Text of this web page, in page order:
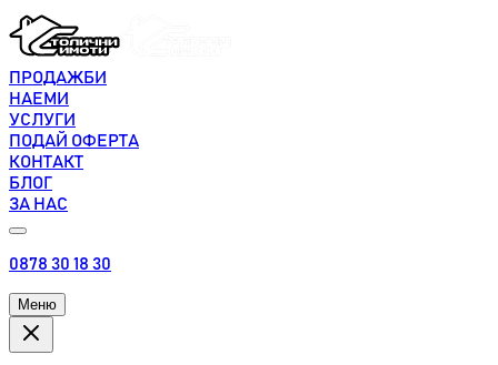
ПРОДАЖБИ
НАЕМИ
УСЛУГИ
ПОДАЙ ОФЕРТА
КОНТАКТ
БЛОГ
ЗА НАС
0878 30 18 30
Меню